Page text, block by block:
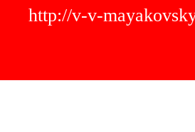
http://v-v-